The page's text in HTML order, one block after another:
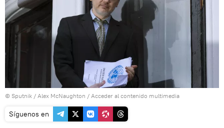
© Sputnik / Alex McNaughton / Acceder al contenido multimedia
Síguenos en